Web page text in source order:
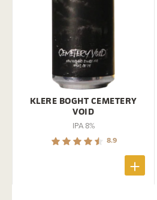
KLERE BOGHT CEMETERY
VOID
IPA 8%
8.9